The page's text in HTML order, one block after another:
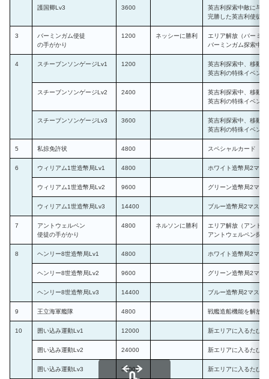
護国卿Lv3 3600
英吉利探索中敵に与
完勝した英吉利使徒
3
バーミンガム使徒
の手がかり
1200 ネッシーに勝利
エリア解放（バーミ
バーミンガム探索中
4 スチーブンソンゲージLv1 1200
英吉利探索中、移動
英吉利の特殊イベン
スチーブンソンゲージLv2 2400
英吉利探索中、移動
英吉利の特殊イベン
スチーブンソンゲージLv3 3600
英吉利探索中、移動
英吉利の特殊イベン
5 私掠免許状 4800 スペシャルカード（
6 ウィリアム1世造幣局Lv1 4800 ホワイト造幣局2マス
ウィリアム1世造幣局Lv2 9600 グリーン造幣局2マス
ウィリアム1世造幣局Lv3 14400 ブルー造幣局2マスを
7
アントウェルペン
使徒の手がかり
4800 ネルソンに勝利
エリア解放（アント
アントウェルペン探
8 ヘンリー8世造幣局Lv1 4800 ホワイト造幣局2マス
ヘンリー8世造幣局Lv2 9600 グリーン造幣局2マス
ヘンリー8世造幣局Lv3 14400 ブルー造幣局2マスを
9 王立海軍艦隊 4800 戦艦造船機能を解放
10 囲い込み運動Lv1 12000 新エリアに入るたび
囲い込み運動Lv2 24000 新エリアに入るたび
囲い込み運動Lv3 36000 新エリアに入るたび